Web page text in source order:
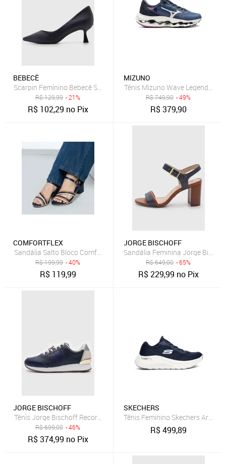
BEBECÊ
Scarpin Feminino Bebecê Salto Médio Bico Fino Azul Marinho
R$129,99 - 21%
R$ 102,29 no Pix
MIZUNO
Tênis Mizuno Wave Legend 4
R$749,90 - 49%
R$379,90
COMFORTFLEX
Sandália Salto Bloco Comfortflex Feminina Anatômica Azul Marinho
R$199,99 - 40%
R$ 119,99
JORGE BISCHOFF
Sandália Feminina Jorge
R$649,00 - 65%
R$229,99 no Pix
JORGE BISCHOFF
Tênis Jorge Bischoff Recorte Lezard Azul-Marinho
R$699,00 - 46%
R$374,99 no Pix
SKECHERS
Tênis Feminino Skechers Arch
R$499,89